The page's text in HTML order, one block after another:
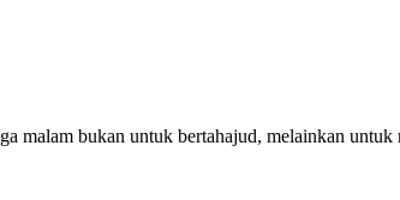
malam bukan untuk bertahajud, melainkan untuk